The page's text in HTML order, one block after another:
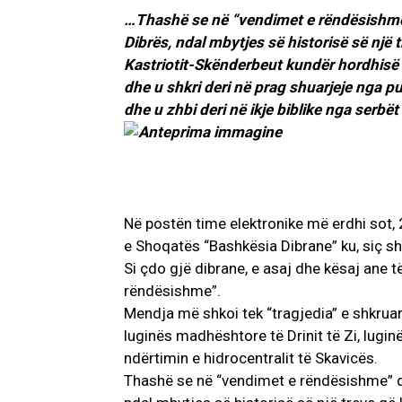
…Thashë se në “vendimet e
Dibrës, ndal mbytjes së historisë së një
Kastriotit-Skënderbeut kundër
dhe u shkri deri në prag shuarjeje nga
dhe u zhbi deri në ikje biblike nga
Në postën time elektronike më erdhi
e Shoqatës “Bashkësia Dibrane” ku, siç
Si çdo gjë dibrane, e asaj dhe kësaj ane
rëndësishme”.
Mendja më shkoi tek “tragjedia” e
luginës madhështore të Drinit të Zi,
ndërtimin e hidrocentralit të Skavicës.
Thashë se në “vendimet e